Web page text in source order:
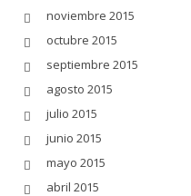
noviembre 2015
octubre 2015
septiembre 2015
agosto 2015
julio 2015
junio 2015
mayo 2015
abril 2015